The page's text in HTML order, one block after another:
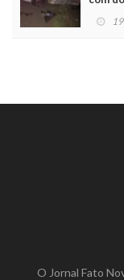
O Jornal Fato